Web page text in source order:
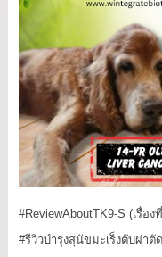
#ReviewAboutTK9-S (เรื่อง
#รีวิวบำรุงสุนัขมะเร็งตับผ่าตั